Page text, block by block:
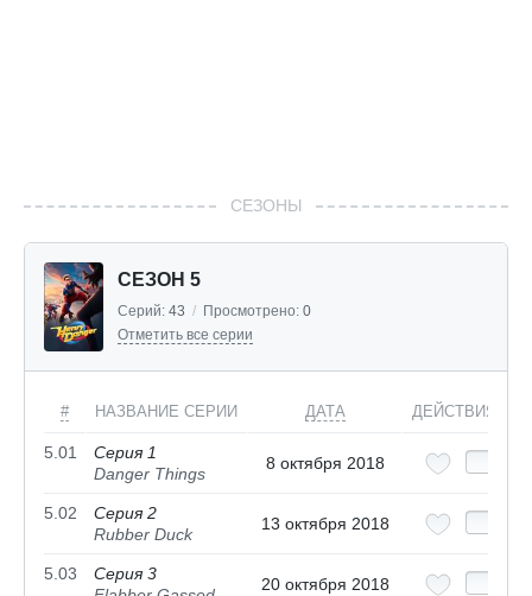
СЕЗОНЫ
СЕЗОН 5
Серий: 43 / Просмотрено: 0
Отметить все серии
# НАЗВАНИЕ СЕРИИ ДАТА ДЕЙСТВИЯ
5.01
Серия 1
Danger Things
8 октября 2018
5.02
Серия 2
Rubber Duck
13 октября 2018
5.03
Серия 3
20 октября 2018